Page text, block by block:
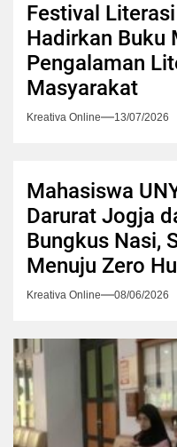
Festival
Hadirkan Buku
Pengalaman
Masyarakat
Kreativa Online 13/07/2026
Mahasiswa
Darurat Jogja
Bungkus Nasi,
Menuju Zero
Kreativa Online 08/06/2026